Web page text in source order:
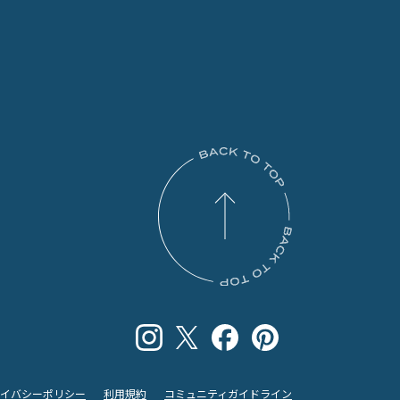
バシーポリシー 利用規約 コミュニティガイドライン